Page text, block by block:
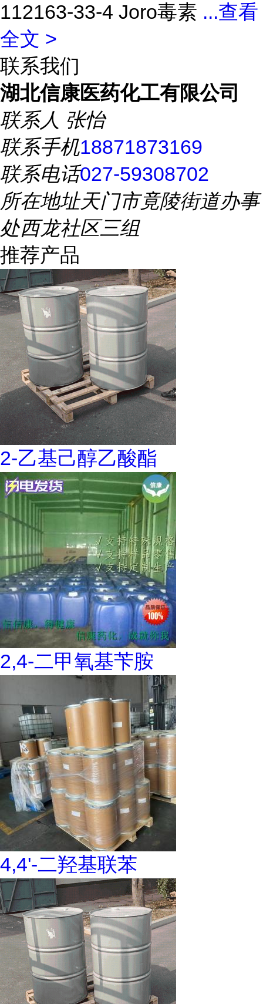
112163-33-4 Joro毒素 ...查看
全文 >
联系我们
湖北信康医药化工有限公司
联系人 张怡
联系手机18871873169
联系电话027-59308702
所在地址天门市竟陵街道办事
处西龙社区三组
推荐产品
2-乙基己醇乙酸酯
2,4-二甲氧基苄胺
4,4'-二羟基联苯